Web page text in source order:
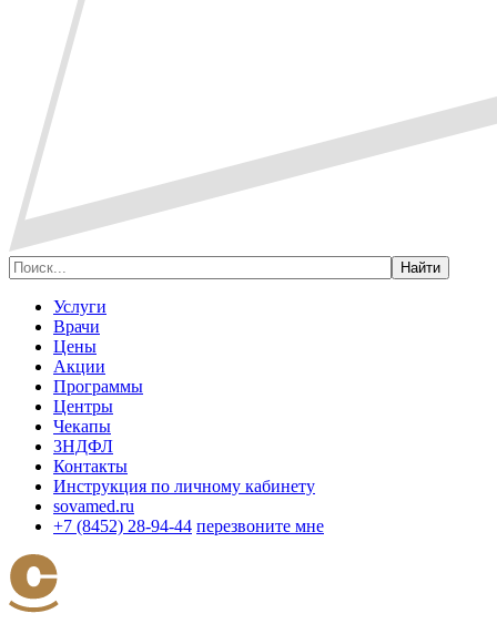
Услуги
Врачи
Цены
Акции
Программы
Центры
Чекапы
3НДФЛ
Контакты
Инструкция по личному кабинету
sovamed.ru
+7 (8452) 28-94-44 перезвоните мне